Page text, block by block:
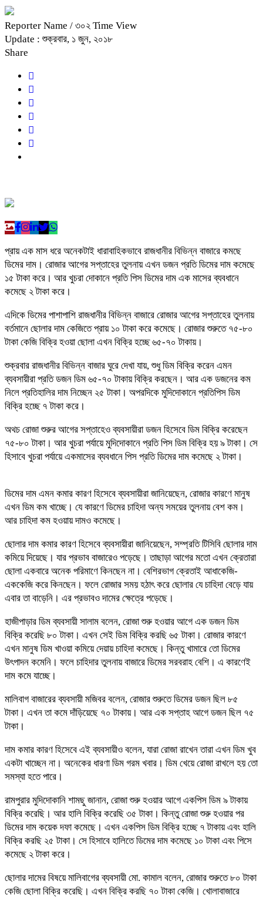
Reporter Name / ৩০২ Time View
Update : শুক্রবার, ১ জুন, ২০১৮
Share
প্রায় এক মাস ধরে অনেকটাই ধারাবাহিকভাবে রাজধানীর বিভিন্ন বাজারে কমছে
ডিমের দাম। রোজার আগের সপ্তাহের তুলনায় এখন ডজন প্রতি ডিমের দাম কমেছে
১৫ টাকা করে। আর খুচরা দোকানে প্রতি পিস ডিমের দাম এক মাসের ব্যবধানে
কমেছে ২ টাকা করে।
এদিকে ডিমের পাশাপাশি রাজধানীর বিভিন্ন বাজারে রোজার আগের সপ্তাহের তুলনায়
বর্তমানে ছোলার দাম কেজিতে প্রায় ১০ টাকা করে কমেছে। রোজার শুরুতে ৭৫-৮০
টাকা কেজি বিক্রি হওয়া ছোলা এখন বিক্রি হচ্ছে ৬৫-৭০ টাকায়।
শুক্রবার রাজধানীর বিভিন্ন বাজার ঘুরে দেখা যায়, শুধু ডিম বিক্রি করেন এমন
ব্যবসায়ীরা প্রতি ডজন ডিম ৬৫-৭০ টাকায় বিক্রি করছেন। আর এক ডজনের কম
নিলে প্রতিহালির দাম নিচ্ছেন ২৫ টাকা। অপরদিকে মুদিদোকানে প্রতিপিস ডিম
বিক্রি হচ্ছে ৭ টাকা করে।
অথচ রোজা শুরুর আগের সপ্তাহেও ব্যবসায়ীরা ডজন হিসেবে ডিম বিক্রি করেছেন
৭৫-৮০ টাকা। আর খুচরা পর্যায়ে মুদিদোকানে প্রতি পিস ডিম বিক্রি হয় ৯ টাকা। সে
হিসাবে খুচরা পর্যায়ে একমাসের ব্যবধানে পিস প্রতি ডিমের দাম কমেছে ২ টাকা।
ডিমের দাম এমন কমার কারণ হিসেবে ব্যবসায়ীরা জানিয়েছেন, রোজার কারণে মানুষ
এখন ডিম কম খাচ্ছে। যে কারণে ডিমের চাহিদা অন্য সময়ের তুলনায় বেশ কম।
আর চাহিদা কম হওয়ায় দামও কমেছে।
ছোলার দাম কমার কারণ হিসেবে ব্যবসায়ীরা জানিয়েছেন, সম্প্রতি টিসিবি ছোলার দাম
কমিয়ে দিয়েছে। যার প্রভাব বাজারেও পড়েছে। তাছাড়া আগের মতো এখন ক্রেতারা
ছোলা একবারে অনেক পরিমাণে কিনছেন না। বেশিরভাগ ক্রেতাই আধাকেজি-
এককেজি করে কিনছেন। ফলে রোজার সময় হঠাৎ করে ছোলার যে চাহিদা বেড়ে যায়
এবার তা বাড়েনি। এর প্রভাবও দামের ক্ষেত্রে পড়েছে।
হাজীপাড়ার ডিম ব্যবসায়ী সালাম বলেন, রোজা শুরু হওয়ার আগে এক ডজন ডিম
বিক্রি করেছি ৮০ টাকা। এখন সেই ডিম বিক্রি করছি ৬৫ টাকা। রোজার কারণে
এখন মানুষ ডিম খাওয়া কমিয়ে দেয়ায় চাহিদা কমেছে। কিন্তু খামারে তো ডিমের
উৎপাদন কমেনি। ফলে চাহিদার তুলনায় বাজারে ডিমের সরবরাহ বেশি। এ কারণেই
দাম কমে যাচ্ছে।
মালিবাগ বাজারের ব্যবসায়ী মজিবর বলেন, রোজার শুরুতে ডিমের ডজন ছিল ৮৫
টাকা। এখন তা কমে দাঁড়িয়েছে ৭০ টাকায়। আর এক সপ্তাহ আগে ডজন ছিল ৭৫
টাকা।
দাম কমার কারণ হিসেবে এই ব্যবসায়ীও বলেন, যারা রোজা রাখেন তারা এখন ডিম খুব
একটা খাচ্ছেন না। অনেকের ধারণা ডিম গরম খবার। ডিম খেয়ে রোজা রাখলে হয় তো
সমস্যা হতে পারে।
রামপুরার মুদিদোকানি শামছু জানান, রোজা শুরু হওয়ার আগে একপিস ডিম ৯ টাকায়
বিক্রি করেছি। আর হালি বিক্রি করেছি ৩৫ টাকা। কিন্তু রোজা শুরু হওয়ার পর
ডিমের দাম কয়েক দফা কমেছে। এখন একপিস ডিম বিক্রি হচ্ছে ৭ টাকায় এবং হালি
বিক্রি করছি ২৫ টাকা। সে হিসাবে হালিতে ডিমের দাম কমেছে ১০ টাকা এবং পিসে
কমেছে ২ টাকা করে।
ছোলার দামের বিষয়ে মালিবাগের ব্যবসায়ী মো. কামাল বলেন, রোজার শুরুতে ৮০ টাকা
কেজি ছোলা বিক্রি করেছি। এখন বিক্রি করছি ৭০ টাকা কেজি। খোলাবাজারে